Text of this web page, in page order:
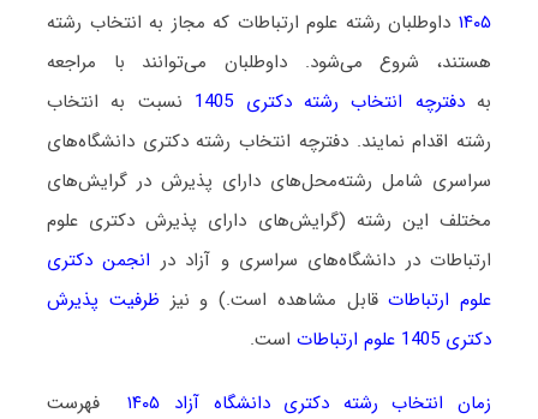
۱۴۰۵داوطلبان رشته علوم ارتباطات که مجاز به انتخاب رشته
هستند، شروع می‌شود. داوطلبان می‌توانند با مراجعه
بهدفترچه انتخاب رشته دکتری 1405
نسبت به انتخاب
رشته اقدام نمایند. دفترچه انتخاب رشته دکتری دانشگاه‌های
سراسری شامل رشته‌محل‌های دارای پذیرش در گرایش‌های
مختلف این رشته (گرایش‌های دارای پذیرش دکتری علوم
ارتباطات در دانشگاه‌های سراسری و آزاد در انجمن دکتری
علوم ارتباطاتقابل مشاهده است.) و نیز ظرفیت پذیرش
دکتری 1405 علوم ارتباطات
است.
زمان انتخاب رشته دکتری دانشگاه آزاد ۱۴۰۵
فهرست